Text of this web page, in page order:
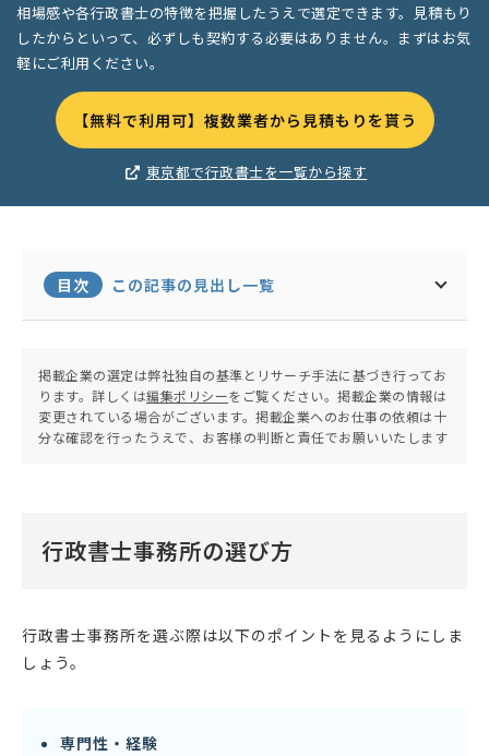
相場感や各行政書士の特徴を把握したうえで選定できます。見積もり
したからといって、必ずしも契約する必要はありません。まずはお気
軽にご利用ください。
【無料で利用可】複数業者から見積もりを貰う
東京都で行政書士を一覧から探す
目次 この記事の見出し一覧
掲載企業の選定は弊社独自の基準とリサーチ手法に基づき行ってお
ります。詳しくは編集ポリシーをご覧ください。掲載企業の情報は
変更されている場合がございます。掲載企業へのお仕事の依頼は十
分な確認を行ったうえで、お客様の判断と責任でお願いいたします
行政書士事務所の選び方
行政書士事務所を選ぶ際は以下のポイントを見るようにしま
しょう。
専門性・経験